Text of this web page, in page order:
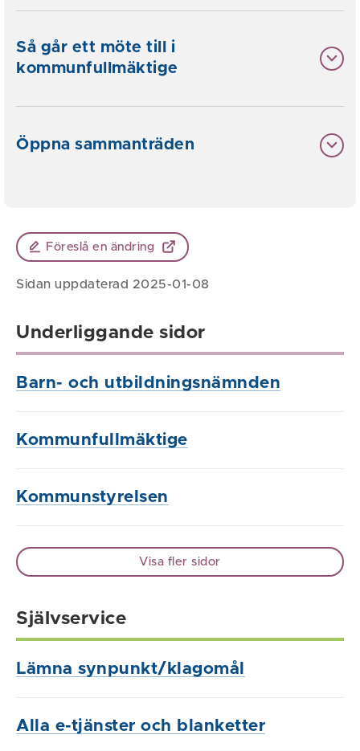
Så går ett möte till i
kommunfullmäktige
Öppna sammanträden
Föreslå en ändring
Sidan uppdaterad 2025-01-08
Underliggande sidor
Barn- och utbildningsnämnden
Kommunfullmäktige
Kommunstyrelsen
Visa fler sidor
Självservice
Lämna synpunkt/klagomål
Alla e-tjänster och blanketter